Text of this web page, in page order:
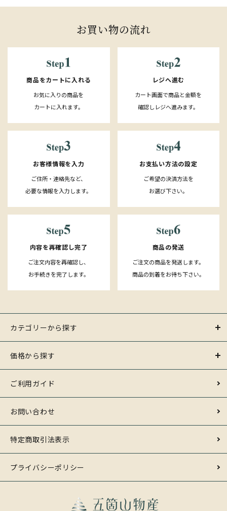
お買い物の流れ
商品をカートに入れる
お気に入りの商品を
カートに入れます。
レジへ進む
カート画面で商品と金額を
確認しレジへ進みます。
お客様情報を入力
ご住所・連絡先など、
必要な情報を入力します。
お支払い方法の設定
ご希望の決済方法を
お選び下さい。
内容を再確認し完了
ご注文内容を再確認し、
お手続きを完了します。
商品の発送
ご注文の商品を発送します。
商品の到着をお待ち下さい。
カテゴリーから探す
価格から探す
ご利用ガイド
お問い合わせ
特定商取引法表示
プライバシーポリシー